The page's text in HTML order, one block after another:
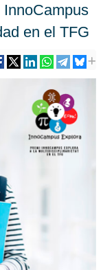
en el TFG